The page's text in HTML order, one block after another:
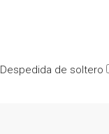
Despedida de soltero